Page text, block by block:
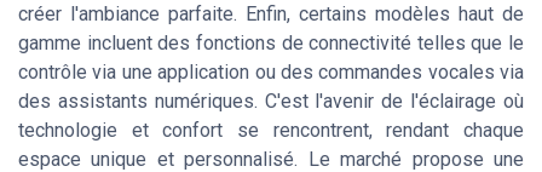
créer l'ambiance parfaite. Enfin, certains modèles haut de
gamme incluent des fonctions de connectivité telles que le
contrôle via une application ou des commandes vocales via
des assistants numériques. C'est l'avenir de l'éclairage où
technologie et confort se rencontrent, rendant chaque
espace unique et personnalisé. Le marché propose une